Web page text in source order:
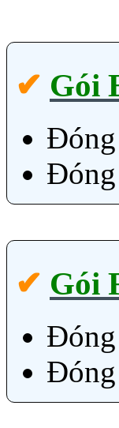
✔‎ Gói
✔‎ Gói